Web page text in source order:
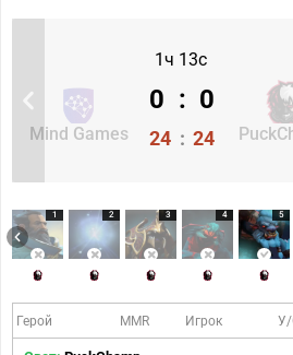
1ч 13с
Mind Games
0 : 0
24 : 24
1 2 3 4 5
Герой MMR Игрок